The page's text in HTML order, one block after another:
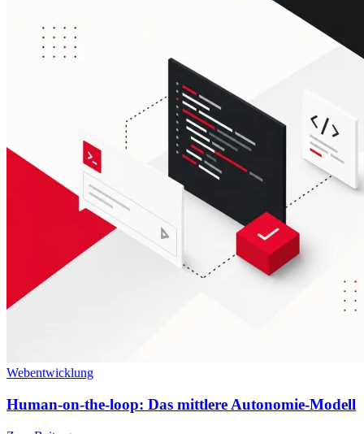
Webentwicklung
Human-on-the-loop: Das mittlere Autonomie-Modell